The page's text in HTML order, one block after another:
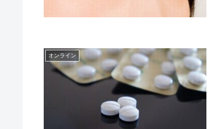
オンライン